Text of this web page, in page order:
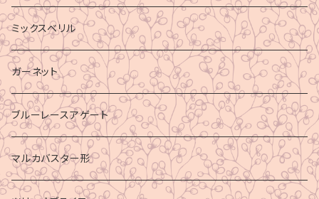
ミックスベリル
ガーネット
ブルーレースアゲート
マルカバスター形